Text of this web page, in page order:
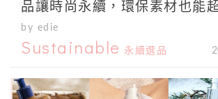
品讓時尚永續，環保素材也能
by edie
Sustainable 永續選品